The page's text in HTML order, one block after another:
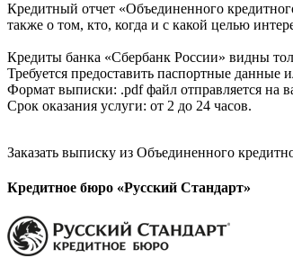
Кредитный отчет «Объединенного
также о том, кто, когда и с какой целью
Кредиты банка «Сбербанк России» видны
Требуется предоставить паспортные данные
Формат выписки: .pdf файл отправляется на
Срок оказания услуги: от 2 до 24 часов.
Заказать выписку из Объединенного
Кредитное бюро «Русский Стандарт»